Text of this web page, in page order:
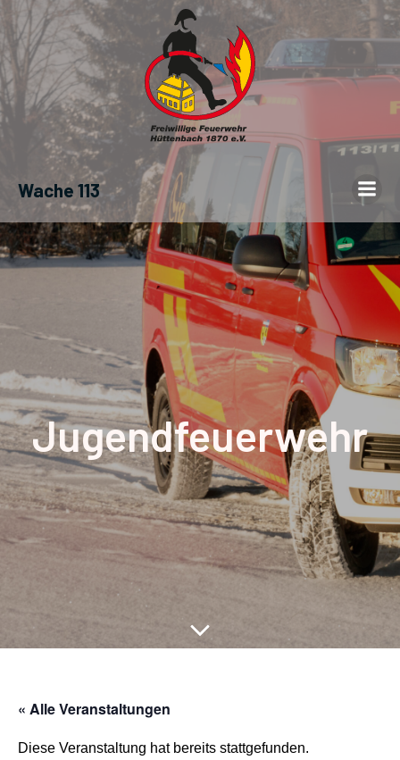
Wache 113
Jugendfeuerwehr
« Alle Veranstaltungen
Diese Veranstaltung hat bereits stattgefunden.